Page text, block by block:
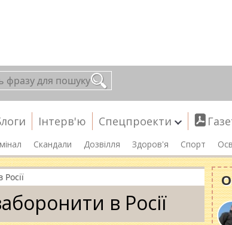
Інтерв'ю Спецпроекти
Скандали Дозвілля Здоров'я Спорт
в Росії